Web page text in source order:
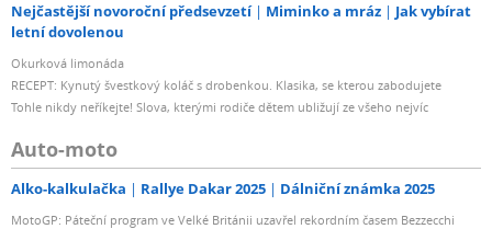
Nejčastější novoroční předsevzetí Miminko a mráz
Jak vybírat
letní dovolenou
Okurková limonáda
RECEPT: Kynutý švestkový koláč s drobenkou. Klasika, se kterou zabodujete
Tohle nikdy neříkejte! Slova, kterými rodiče dětem ubližují ze všeho nejvíc
Auto-moto
Alko-kalkulačka Rallye Dakar 2025 Dálniční známka 2025
MotoGP: Páteční program ve Velké Británii uzavřel rekordním časem Bezzecchi